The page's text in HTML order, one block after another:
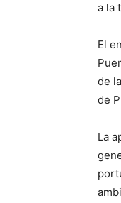
a la
El
de
de
La